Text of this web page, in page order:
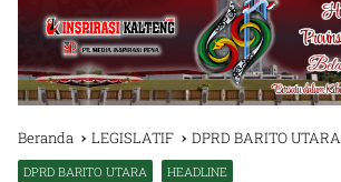
Beranda LEGISLATIF DPRD BARITO UTARA
DPRD BARITO UTARA HEADLINE